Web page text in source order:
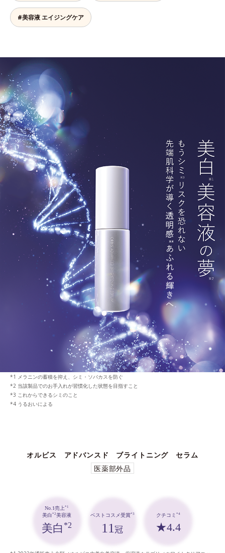
#美容液 エイジングケア
メラニンの蓄積を抑え、シミ・ソバカスを防ぐ
当該製品でのお手入れが習慣化した状態を目指すこと
これからできるシミのこと
うるおいによる
オルビス アドバンスド ブライトニング セラム
医薬部外品
No.1売上*1
美白*2美容液
美白 *2
ベストコスメ受賞*3
11冠
クチコミ *4
★4.4